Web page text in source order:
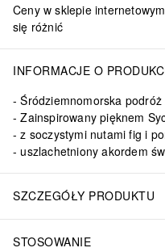
Ceny w sklepie
się różnić
INFORMACJE O
Śródziemnomorska podróż
Zainspirowany pięknem
z soczystymi nutami fig i
uszlachetniony akordem
SZCZEGÓŁY PRODUKTU
STOSOWANIE